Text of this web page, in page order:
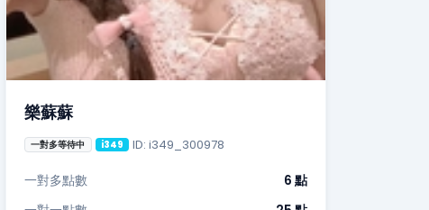
樂蘇蘇
一對多等待中 i349 ID: i349_300978
一對多點數
6 點